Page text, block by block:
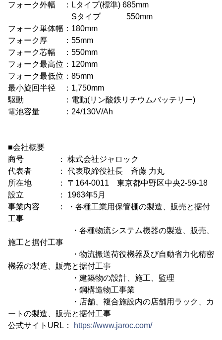
フォーク外幅 ：Lタイプ(標準) 685mm
Sタイプ 550mm
フォーク単体幅：180mm
フォーク厚 ：55mm
フォーク芯幅 ：550mm
フォーク最高位：120mm
フォーク最低位：85mm
最小旋回半径 ：1,750mm
駆動 ：電動(リン酸鉄リチウムバッテリー)
電池容量 ：24/130V/Ah
■会社概要
商号 ： 株式会社ジャロック
代表者 ： 代表取締役社長 斉藤 力丸
所在地 ： 〒164-0011 東京都中野区中央2-59-18
設立 ： 1963年5月
事業内容 ： ・各種工業用保管棚の製造、販売と据付
工事
・各種物流システム機器の製造、販売、
施工と据付工事
・物流搬送荷役機器及び自動省力化精密
機器の製造、販売と据付工事
・建築物の設計、施工、監理
・鋼構造物工事業
・店舗、複合施設内の店舗用ラック、カ
ートの製造、販売と据付工事
公式サイトURL：
https://www.jaroc.com/